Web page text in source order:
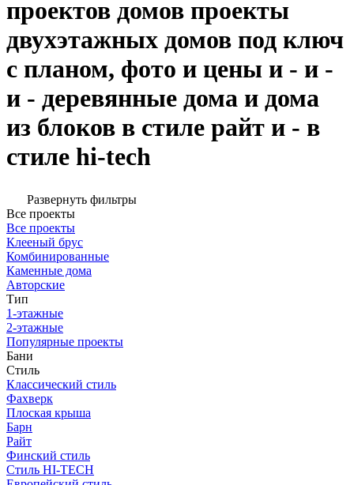
проектов домов проекты
двухэтажных домов под ключ
с планом, фото и цены и - и -
и - деревянные дома и дома
из блоков в стиле райт и - в
стиле hi-tech
Развернуть фильтры
Все проекты
Все проекты
Клееный брус
Комбинированные
Каменные дома
Авторские
Тип
1-этажные
2-этажные
Популярные проекты
Бани
Стиль
Классический стиль
Фахверк
Плоская крыша
Барн
Райт
Финский стиль
Стиль HI-TECH